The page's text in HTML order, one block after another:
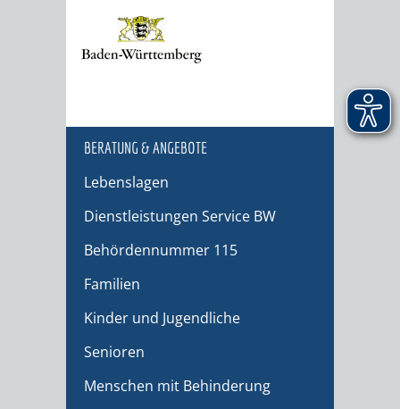
BERATUNG & ANGEBOTE
Lebenslagen
Dienstleistungen Service BW
Behördennummer 115
Familien
Kinder und Jugendliche
Senioren
Menschen mit Behinderung